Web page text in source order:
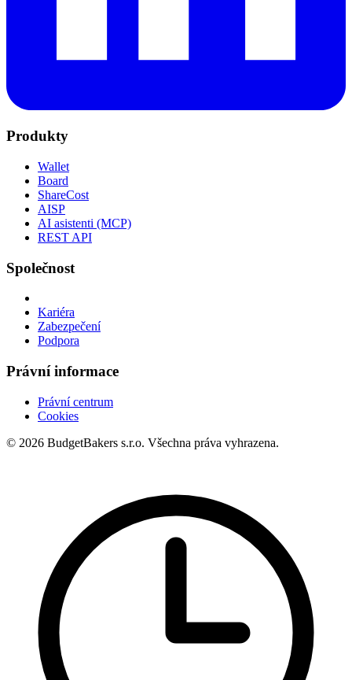
Produkty
Wallet
Board
ShareCost
AISP
AI asistenti (MCP)
REST API
Společnost
Kariéra
Zabezpečení
Podpora
Právní informace
Právní centrum
Cookies
© 2026 BudgetBakers s.r.o. Všechna práva vyhrazena.